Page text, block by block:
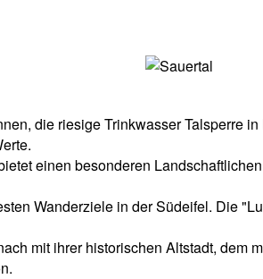
die riesige Trinkwasser Talsperre
einen besonderen
Wanderziele in der Südeifel. Die
mit ihrer historischen Altstadt, dem